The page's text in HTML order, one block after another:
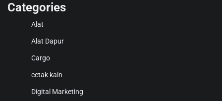
Categories
Alat
Alat Dapur
Cargo
cetak kain
Digital Marketing